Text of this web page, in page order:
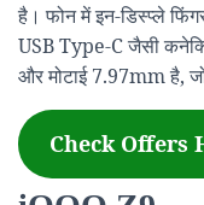
है। फोन में इन-डिस्प्ले
USB Type-C जैसी
और मोटाई 7.97mm है,
Check Offers